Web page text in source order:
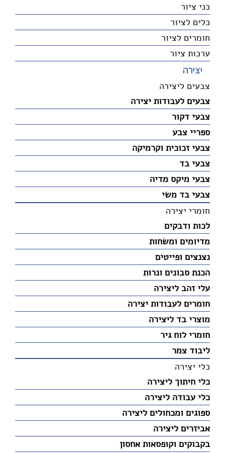
כני ציור
כלים לציור
חומרים לציור
ערכות ציור
יצירה
צבעים ליצירה
צבעים לעבודות יצירה
צבעי דקור
ספריי צבע
צבעי זכוכית וקרמיקה
צבעי בד
צבעי מיקס מדיה
צבעי בד משי
חומרי יצירה
לכות ודבקים
מדיומים ומשחות
נצנצים ופייטים
הכנת סבונים ונרות
עלי זהב ליצירה
חומרים לעבודות יצירה
מוצרי בד ליצירה
חומרי לוח גיר
ליבוד צמר
כלי יצירה
כלי חיתוך ליצירה
כלי עבודה ליצירה
ספוגים ומכחולים ליצירה
אביזרים ליצירה
בקבוקים וקופסאות אחסון